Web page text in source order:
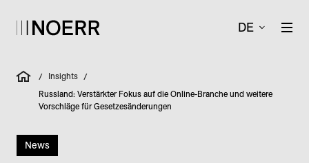
DE
/ Insights /
Russland: Verstärkter Fokus auf die Online-Branche und weitere
Vorschläge für Gesetzesänderungen
News